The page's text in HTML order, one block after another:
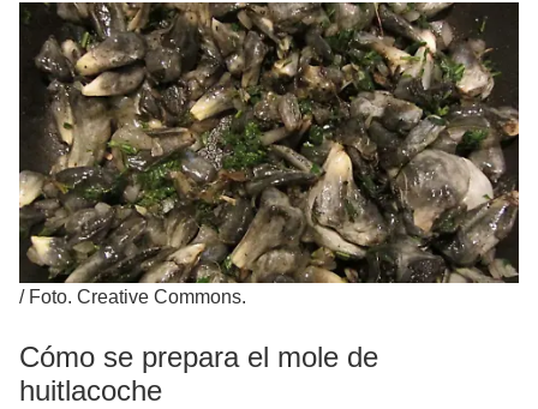
/ Foto. Creative Commons.
Cómo se prepara el mole de
huitlacoche